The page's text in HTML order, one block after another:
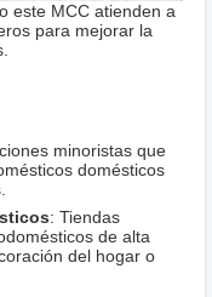
este MCC atienden a
para mejorar la
minoristas que
domésticos
: Tiendas
de alta
del hogar o